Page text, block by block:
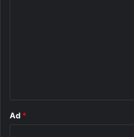
Ad *